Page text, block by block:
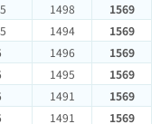
1498
1569
1494
1569
1496
1569
1495
1569
1491
1569
1491 1569